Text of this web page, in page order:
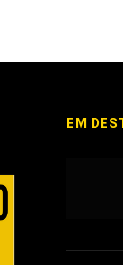
EM